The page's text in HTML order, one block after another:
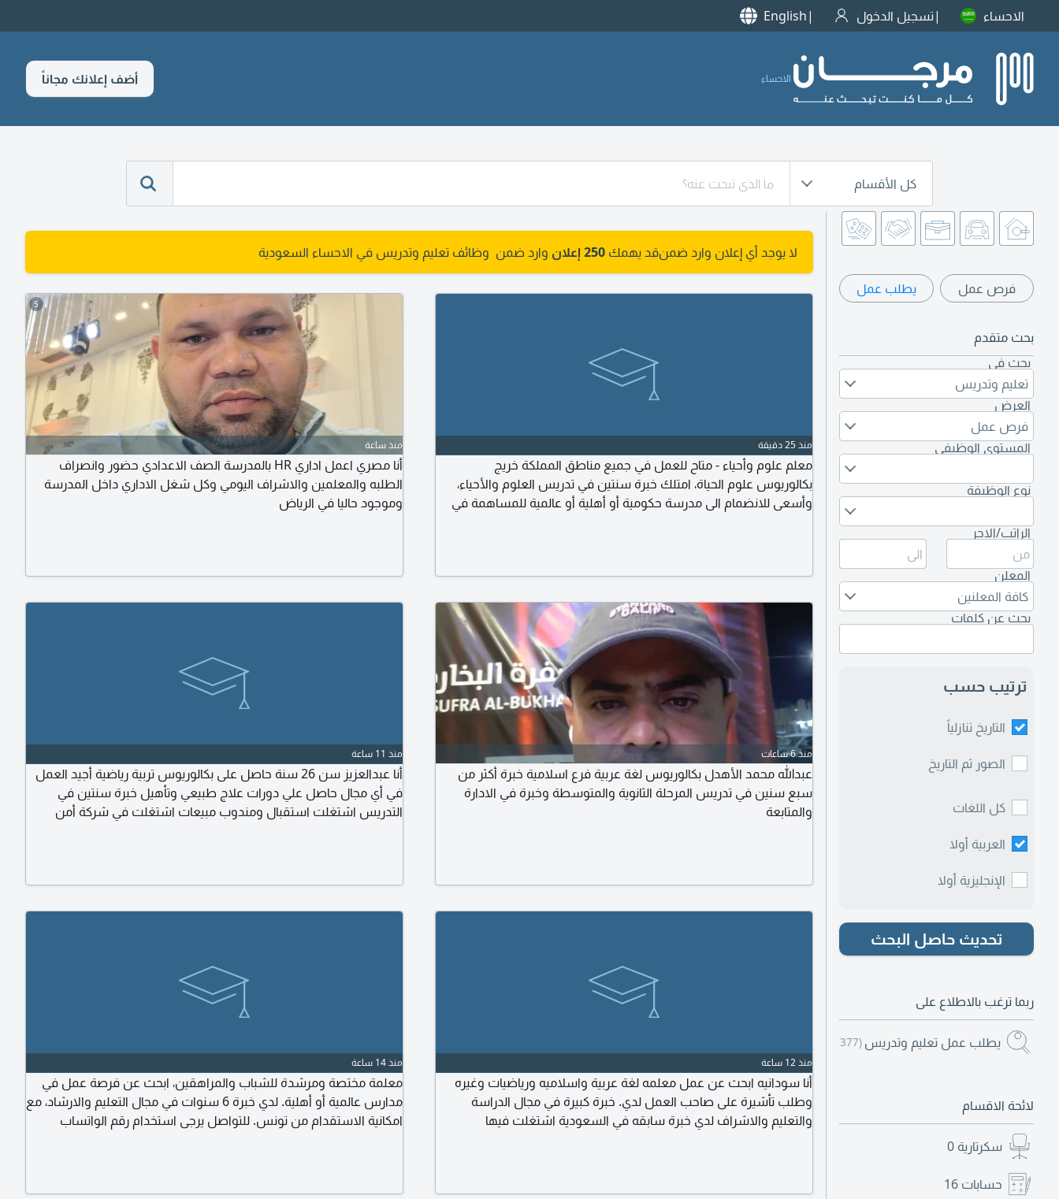
الاحساء تسجيل الدخول English
الاحساء أضف إعلانك مجاناً
كل الأقسام
فرص عمل يطلب عمل
بحث متقدم
بحث في
تعليم وتدريس
العرض
فرص عمل
المستوى الوظيفي
نوع الوظيفة
الراتب/الاجر
المعلن
كافة المعلنين
بحث عن كلمات
ترتيب حسب
التاريخ تنازلياً
الصور ثم التاريخ
كل اللغات
العربية أولا
الإنجليزية أولا
تحديث حاصل البحث
ربما ترغب بالاطلاع على
يطلب عمل تعليم وتدريس (377)
لائحة الاقسام
سكرتارية 0
حسابات 16
لا يوجد أي إعلان وارد ضمنقد يهمك 250 إعلان وارد ضمن وظائف تعليم وتدريس في الاحساء السعودية
منذ 25 دقيقة
معلم علوم وأحياء - متاح للعمل في جميع مناطق المملكة خريج
بكالوريوس علوم الحياة، امتلك خبرة سنتين في تدريس العلوم والأحياء،
وأسعى للانضمام الى مدرسة حكومية أو أهلية أو عالمية للمساهمة في
5
منذ ساعة
أنا مصري اعمل اداري HR بالمدرسة الصف الاعدادي حضور وانصراف
الطلبه والمعلمين والاشراف اليومي وكل شغل الاداري داخل المدرسة
وموجود حاليا في الرياض
منذ 6 ساعات
عبدالله محمد الأهدل بكالوريوس لغة عربية فرع اسلامية خبرة أكثر من
سبع سنين في تدريس المرحلة الثانوية والمتوسطة وخبرة في الادارة
والمتابعة
منذ 11 ساعة
أنا عبدالعزيز سن 26 سنة حاصل على بكالوريوس تربية رياضية أجيد العمل
في أي مجال حاصل علي دورات علاج طبيعي وتأهيل خبرة سنتين في
التدريس اشتغلت استقبال ومندوب مبيعات اشتغلت في شركة أمن
منذ 12 ساعة
أنا سودانيه ابحث عن عمل معلمه لغة عربية واسلاميه ورياضيات وغيره
وطلب تأشيرة على صاحب العمل لدي. خبرة كبيرة في مجال الدراسة
والتعليم والاشراف لدي خبرة سابقه في السعودية اشتغلت فيها
منذ 14 ساعة
معلمة مختصة ومرشدة للشباب والمراهقين، ابحث عن فرصة عمل في
مدارس عالمية أو أهلية. لدي خبرة 6 سنوات في مجال التعليم والارشاد، مع
امكانية الاستقدام من تونس. للتواصل يرجى استخدام رقم الواتساب